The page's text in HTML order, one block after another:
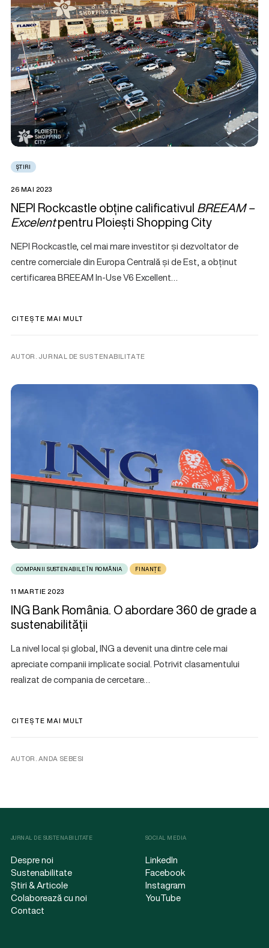
ȘTIRI
26 MAI 2023
NEPI Rockcastle obține calificativul BREEAM –
Excelentpentru Ploiești Shopping City
NEPI Rockcastle, cel mai mare investitor și dezvoltator de
centre comerciale din Europa Centrală și de Est, a obținut
certificarea BREEAM In-Use V6 Excellent…
CITEȘTE MAI MULT
AUTOR. JURNAL DE SUSTENABILITATE
COMPANII SUSTENABILE ÎN ROMÂNIA FINANȚE
11 MARTIE 2023
ING Bank România. O abordare 360 de grade a
sustenabilității
La nivel local și global, ING a devenit una dintre cele mai
apreciate companii implicate social. Potrivit clasamentului
realizat de compania de cercetare…
CITEȘTE MAI MULT
AUTOR. ANDA SEBESI
JURNAL DE SUSTENABILITATE
Despre noi
Sustenabilitate
Știri & Articole
Colaborează cu noi
Contact
SOCIAL MEDIA
LinkedIn
Facebook
Instagram
YouTube